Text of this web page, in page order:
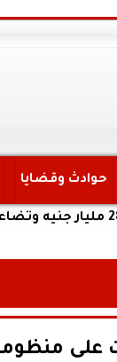
حوادث وقضايا
على